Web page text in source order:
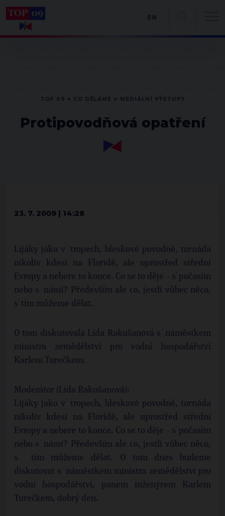
Protipovodňová opatření
23. 7. 2009 | 14:28
Lijáky jako v˙tropech, bleskové povodně, tornáda
nikoliv kdesi na Floridě, ale uprostřed střední
Evropy a nebere to konce. Co se to děje - s˙počasím
nebo s˙námi? Především ale co, jestli vůbec něco,
s˙tím můžeme dělat.
O tom diskutovala Lída Rakušanová s˙náměstkem
ministra zemědělství pro vodní hospodářství
Karlem Turečkem.
Moderátor (Lída Rakušanová):
Lijáky jako v˙tropech, bleskové povodně, tornáda
nikoliv kdesi na Floridě, ale uprostřed střední
Evropy a nebere to konce. Co se to děje - s˙počasím
nebo s˙námi? Především ale co, jestli vůbec něco,
s˙tím můžeme dělat. O tom dnes budeme
diskutovat s˙náměstkem ministra zemědělství pro
vodní hospodářství, panem inženýrem Karlem
Turečkem, dobrý den.